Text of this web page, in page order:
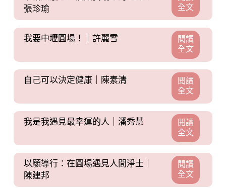
張珍瑜
全文
我要中壢圓場！｜許麗雪
閱讀
全文
自己可以決定健康｜陳素清
閱讀
全文
我是我遇見最幸運的人｜潘秀慧
閱讀
全文
以願導行：在圓場遇見人間淨土｜
陳建邦
閱讀
全文